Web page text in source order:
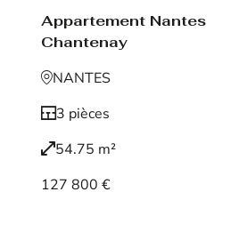
Appartement Nantes
Chantenay
NANTES
3 pièces
54.75 m²
127 800 €